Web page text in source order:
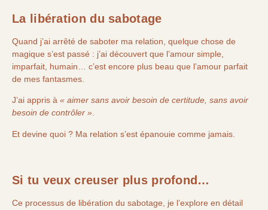
La libération du sabotage
Quand j’ai arrêté de saboter ma relation, quelque chose de
magique s’est passé : j’ai découvert que l’amour simple,
imparfait, humain… c’est encore plus beau que l’amour parfait
de mes fantasmes.
J’ai appris à « aimer sans avoir besoin de certitude, sans avoir
besoin de contrôler ».
Et devine quoi ? Ma relation s’est épanouie comme jamais.
Si tu veux creuser plus profond…
Ce processus de libération du sabotage, je l’explore en détail